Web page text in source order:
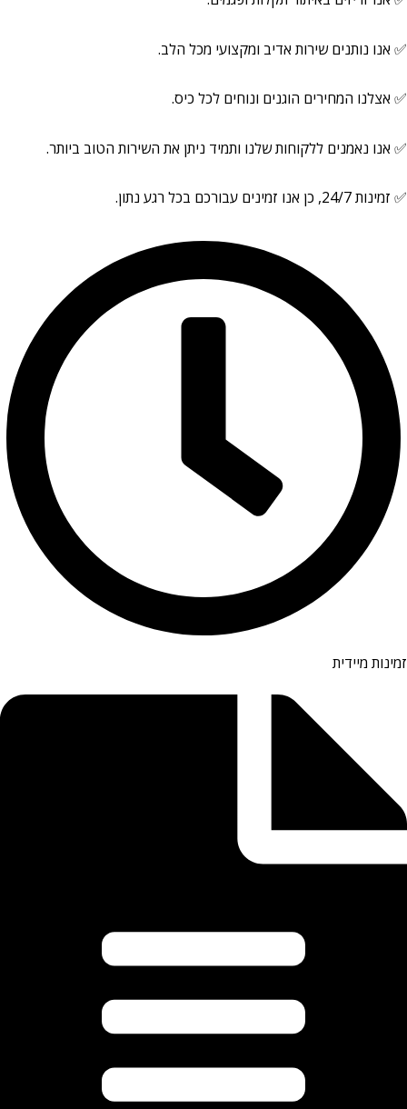
✅ אנו נותנים שירות אדיב ומקצועי מכל הלב.
✅ אצלנו המחירים הוגנים ונוחים לכל כיס.
✅ אנו נאמנים ללקוחות שלנו ותמיד ניתן את השירות הטוב ביותר.
✅ זמינות 24/7, כן אנו זמינים עבורכם בכל רגע נתון.
זמינות מיידית